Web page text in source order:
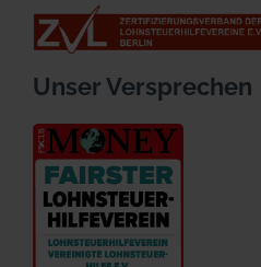
Unser Versprechen